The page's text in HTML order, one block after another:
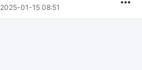
2025-01-15 08:51